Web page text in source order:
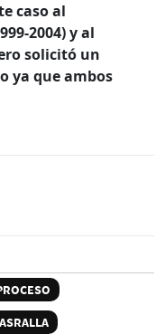
caso al
2004) y al
solicitó un
ya que ambos